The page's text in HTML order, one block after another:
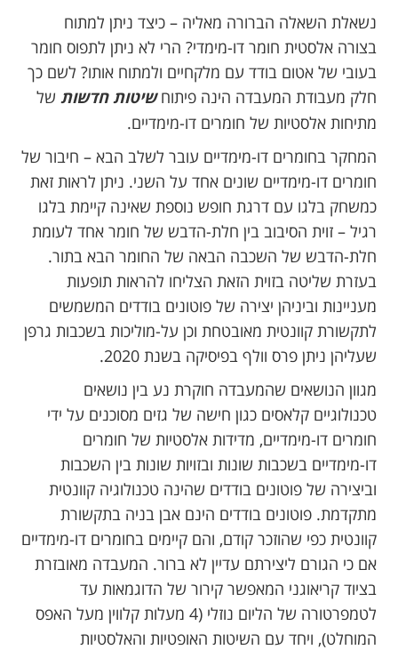
נשאלת השאלה הברורה מאליה – כיצד ניתן למתוח
בצורה אלסטית חומר דו-מימדי? הרי לא ניתן לתפוס חומר
בעובי של אטום בודד עם מלקחיים ולמתוח אותו? לשם כך
חלק מעבודת המעבדה הינה פיתוחשיטות חדשות של
מתיחות אלסטיות של חומרים דו-מימדיים.
המחקר בחומרים דו-מימדיים עובר לשלב הבא – חיבור של
חומרים דו-מימדיים שונים אחד על השני. ניתן לראות זאת
כמשחק בלגו עם דרגת חופש נוספת שאינה קיימת בלגו
רגיל – זוית הסיבוב בין חלת-הדבש של חומר אחד לעומת
חלת-הדבש של השכבה הבאה של החומר הבא בתור.
בעזרת שליטה בזוית הזאת הצליחו להראות תופעות
מעניינות וביניהן יצירה של פוטונים בודדים המשמשים
לתקשורת קוונטית מאובטחת וכן על-מוליכות בשכבות גרפן
שעליהן ניתן פרס וולף בפיסיקה בשנת 2020.
מגוון הנושאים שהמעבדה חוקרת נע בין נושאים
טכנולוגיים קלאסים כגון חישה של גזים מסוכנים על ידי
חומרים דו-מימדיים, מדידות אלסטיות של חומרים
דו-מימדיים בשכבות שונות ובזויות שונות בין השכבות
וביצירה של פוטונים בודדים שהינה טכנולוגיה קוונטית
מתקדמת. פוטונים בודדים הינם אבן בניה בתקשורת
קוונטית כפי שהוזכר קודם, והם קיימים בחומרים דו-מימדיים
אם כי הגורם ליצירתם עדיין לא ברור. המעבדה מאובזרת
בציוד קריאוגני המאפשר קירור של הדוגמאות עד
לטמפרטורה של הליום נוזלי (4 מעלות קלווין מעל האפס
המוחלט), ויחד עם השיטות האופטיות והאלסטיות